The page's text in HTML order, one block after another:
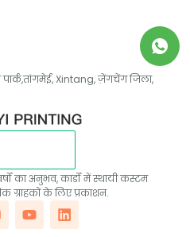
का अनुभव, कार्डों में स्थायी कस्टम
ग्राहकों के लिए प्रकाशन.
पार्क,तांगमेई, Xintang, ज़ेंगचेंग जिला,